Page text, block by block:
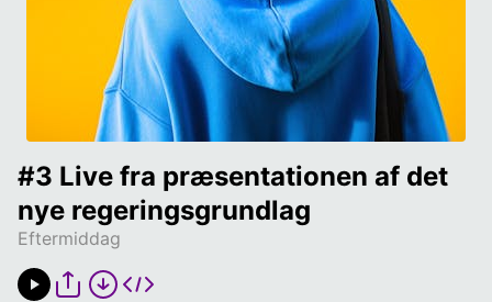
Eftermiddag
#3 Live fra præsentationen af det
nye regeringsgrundlag